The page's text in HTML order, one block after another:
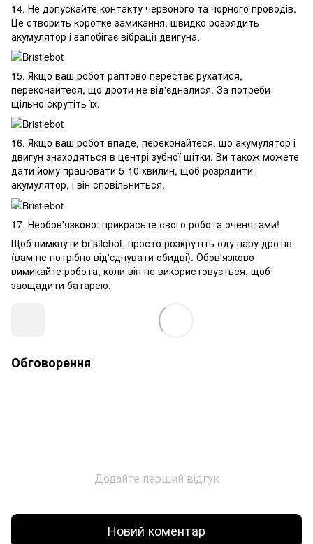
14. Не допускайте контакту червоного та чорного проводів.
Це створить коротке замикання, швидко розрядить
акумулятор і запобігає вібрації двигуна.
15. Якщо ваш робот раптово перестає рухатися,
переконайтеся, що дроти не від'єдналися. За потреби
щільно скрутіть їх.
16. Якщо ваш робот впаде, переконайтеся, що акумулятор і
двигун знаходяться в центрі зубної щітки. Ви також можете
дати йому працювати 5-10 хвилин, щоб розрядити
акумулятор, і він сповільниться.
17. Необов'язково: прикрасьте свого робота оченятами!
Щоб вимкнути bristlebot, просто розкрутіть оду пару дротів
(вам не потрібно від'єднувати обидві). Обов'язково
вимикайте робота, коли він не використовується, щоб
заощадити батарею.
Обговорення
Додайте перший відгук
Новий коментар